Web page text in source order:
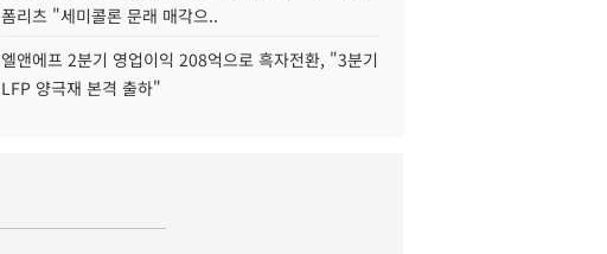
폼리츠 "세미콜론 문래 매각으..
엘앤에프 2분기 영업이익 208억으로 흑자전환, "3분기
LFP 양극재 본격 출하"